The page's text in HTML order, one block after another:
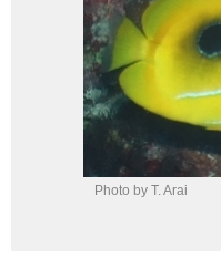
Photo by T. Arai